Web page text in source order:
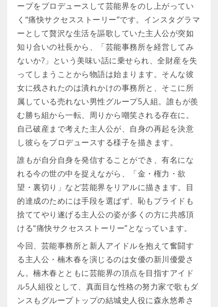
ープをプロデュースして芸能界をのし上がってい
く“痛快サクセスストーリー”です。インスタグラマ
ーとして贅沢な生活を謳歌していた主人公が突如
知り合いの社長から、「芸能事務所を経営してみ
ないか?」という美味い話に乗せられ、全財産を失
ってしまうことから物語は始まります。そんな彼
女に残されたのは潰れかけの事務所と、そこに所
属している売れない男性グループ5人組。誰もが羨
む勝ち組から一転、周りから嘲笑される存在に。
自己破産まで考えた主人公が、自身の再起を決意
し彼らをプロデュースする様子を描きます。
誰もが自分自身を発信することができ、有名にな
れる今の世の中を捉えながら、「金・権力・欲
望・裏切り」など芸能界をリアルに描きます。目
的達成のためには手段を選ばず、恥もプライドも
捨ててやり遂げる主人公の姿が多くの方に共感頂
ける“痛快サクセスストーリー”となっています。
今回、芸能事務所と新人アイドルを抱えて奮闘す
る主人公・楠木春を演じるのは女優の新川優愛さ
ん。楠木春とともに芸能界の頂点を目指すアイド
ル5人組役として、真面目な性格の努力家で歌もダ
ンスもグループトップの結城史人役に森永悠希さ